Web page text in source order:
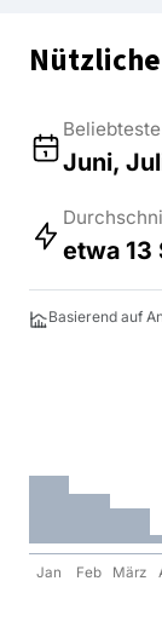
Juni,
etwa 13
Basierend auf
Jan Feb März